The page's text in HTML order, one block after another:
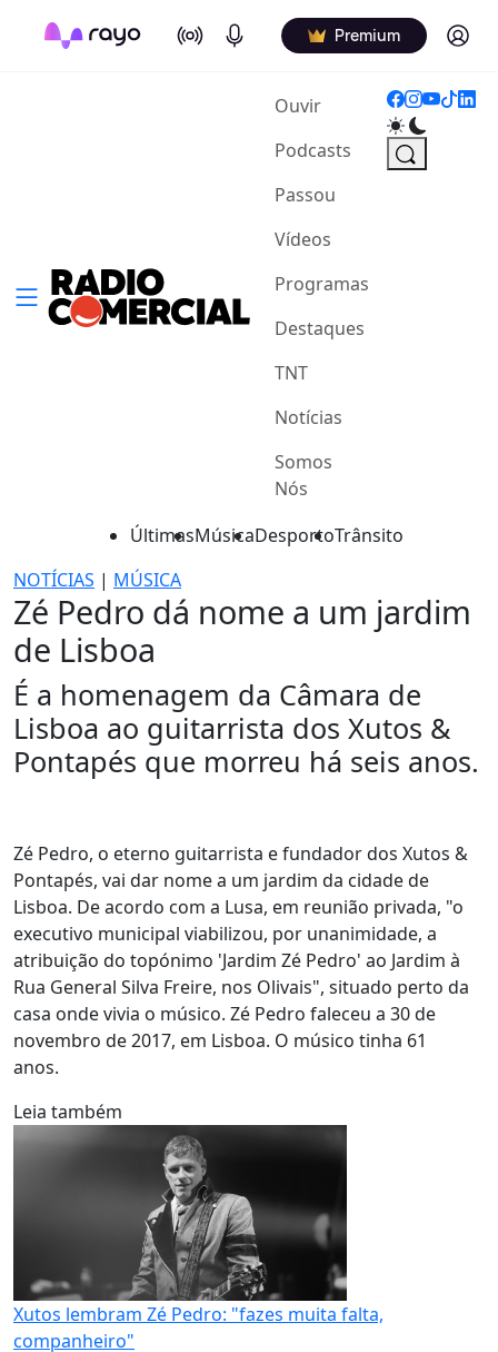
On Air Podcasts Premium Log in
Ouvir(current)
Podcasts
Passou
Vídeos
Programas
Destaques
TNT
Notícias
Somos
Nós
ÚltimasMúsicaDesportoTrânsito
NOTÍCIAS | MÚSICA
Zé Pedro dá nome a um jardim
de Lisboa
É a homenagem da Câmara de
Lisboa ao guitarrista dos Xutos &
Pontapés que morreu há seis anos.
Zé Pedro, o eterno guitarrista e fundador dos Xutos &
Pontapés, vai dar nome a um jardim da cidade de
Lisboa. De acordo com a Lusa, em reunião privada, "o
executivo municipal viabilizou, por unanimidade, a
atribuição do topónimo 'Jardim Zé Pedro' ao Jardim à
Rua General Silva Freire, nos Olivais", situado perto da
casa onde vivia o músico. Zé Pedro faleceu a 30 de
novembro de 2017, em Lisboa. O músico tinha 61
anos.
Leia também
Xutos lembram Zé Pedro: "fazes muita falta,
companheiro"